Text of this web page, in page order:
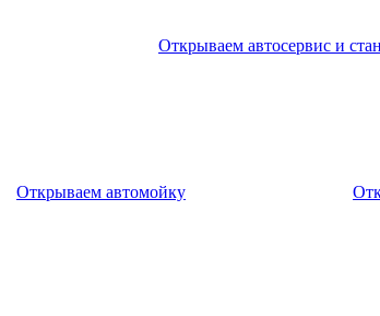
Открываем автосервис и
Открываем автомойку